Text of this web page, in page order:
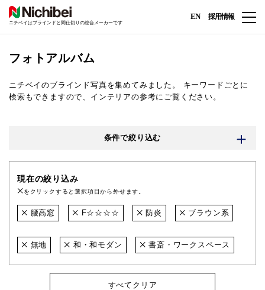
ニチベイはブラインドと間仕切りの総合メーカーです
EN 採用情報
フォトアルバム
ニチベイのブラインド写真を集めてみました。
キーワードごとに
検索もできますので、インテリアの参考にご覧ください。
条件で絞り込む
現在の絞り込み
をクリックすると選択項目から外せます。
腰高窓 F☆☆☆☆ 防炎 ブラウン系
無地 和・和モダン 書斎・ワークスペース
すべてクリア